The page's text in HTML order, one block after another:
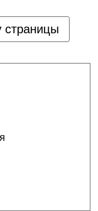
страницы